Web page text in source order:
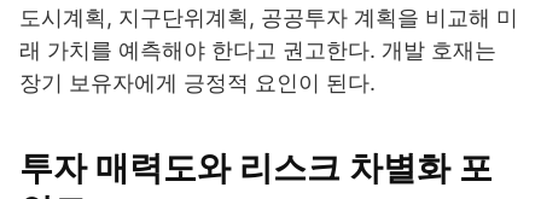
도시계획, 지구단위계획, 공공투자 계획을 비교해 미
래 가치를 예측해야 한다고 권고한다. 개발 호재는
장기 보유자에게 긍정적 요인이 된다.
투자 매력도와 리스크 차별화 포